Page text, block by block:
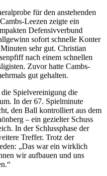
für den anstehenden
Leezen zeigte ein
Defensivverbund
sofort schnelle Konter
sehr gut. Christian
nach einem schnellen
Zuvor hatte Cambs-
gut gehalten.
Spielvereinigung die
In der 67. Spielminute
den Ball kontrolliert aus dem
– ein gezielter Schuss
In der Schlussphase der
Treffer. Trotz der
„Das war ein wirklich
wir aufbauen und uns